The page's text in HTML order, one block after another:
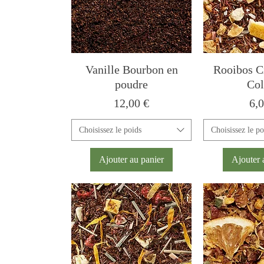
Vanille Bourbon en
poudre
Prix
12,00 €
Choisissez le poids
Ajouter au panier
Rooibos
Choisissez le
Ajouter